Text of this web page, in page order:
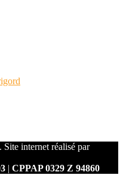
. Site internet réalisé par
| CPPAP 0329 Z 94860